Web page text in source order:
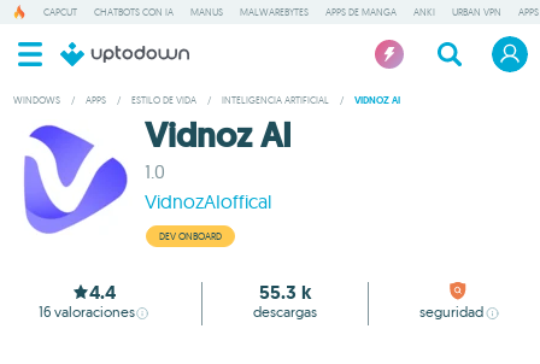
CAPCUT CHATBOTS CON IA MANUS MALWAREBYTES APPS DE MANGA ANKI URBAN VPN
WINDOWS / APPS / ESTILO DE VIDA / INTELIGENCIA ARTIFICIAL / VIDNOZ AI
Vidnoz AI
1.0
VidnozAIoffical
DEV ONBOARD
4.4
16 valoraciones
55.3 k
descargas seguridad